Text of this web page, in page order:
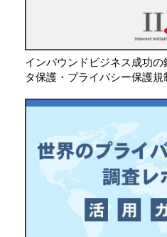
インバウンドビジネス成功
タ保護・プライバシー保護規